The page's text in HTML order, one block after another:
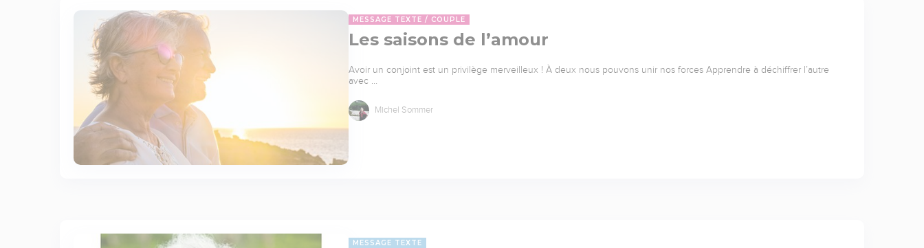
MESSAGE TEXTE COUPLE
Les saisons de l’amour
Avoir un conjoint est un privilège merveilleux ! À deux nous pouvons unir nos forces Apprendre à déchiffrer l’autre
avec …
Michel Sommer
MESSAGE TEXTE